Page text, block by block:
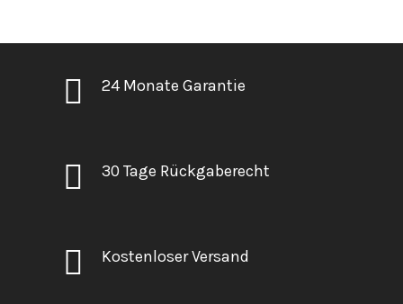
24 Monate Garantie
30 Tage Rückgaberecht
Kostenloser Versand